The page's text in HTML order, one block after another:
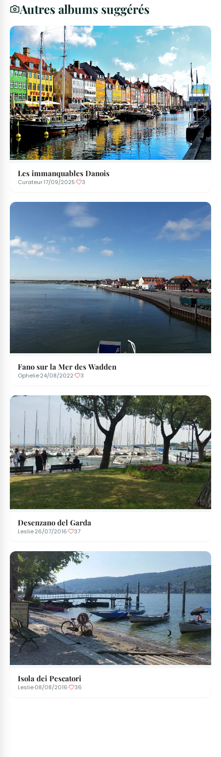
Autres albums suggérés
Les immanquables Danois
Curateur·17/09/2025· 3
Fano sur la Mer des Wadden
Ophelie·24/08/2022· 3
Desenzano del Garda
Leslie·26/07/2016· 37
Isola dei Pescatori
Leslie·08/08/2016· 36